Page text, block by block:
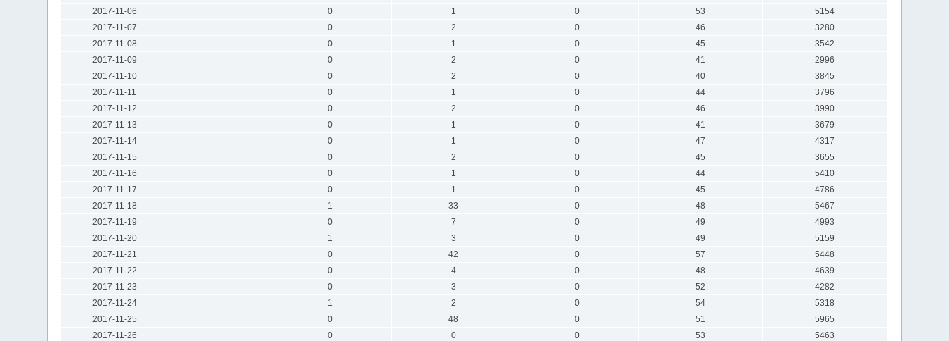
2017-11-06
0 1 0 53
5154
2017-11-07
0 2 0 46
3280
2017-11-08
0 1 0 45
3542
2017-11-09
0 2 0 41
2996
2017-11-10
0 2 0 40
3845
2017-11-11
0 1 0 44
3796
2017-11-12
0 2 0 46
3990
2017-11-13
0 1 0 41
3679
2017-11-14
0 1 0 47
4317
2017-11-15
0 2 0 45
3655
2017-11-16
0 1 0 44
5410
2017-11-17
0 1 0 45
4786
2017-11-18
1 33 0 48
5467
2017-11-19
0 7 0 49
4993
2017-11-20
1 3 0 49
5159
2017-11-21
0 42 0 57
5448
2017-11-22
0 4 0 48
4639
2017-11-23
0 3 0 52
4282
2017-11-24
1 2 0 54
5318
2017-11-25
0 48 0 51
5965
2017-11-26
0 0 0 53
5463